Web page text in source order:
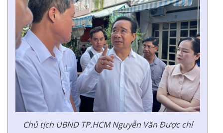
Chủ tịch UBND TP.HCM Nguyễn Văn Được chỉ